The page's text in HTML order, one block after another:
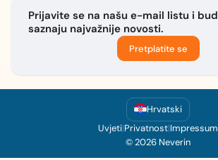
Prijavite se na našu e-mail listu i
saznaju najvažnije novosti.
Pretplatite se
Hrvatski
Uvjeti|Privatnost|Impressum
© 2026 Neverin